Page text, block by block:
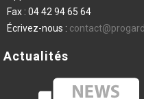
Fax : 04 42 94 65 64
Écrivez-nous :
Actualités